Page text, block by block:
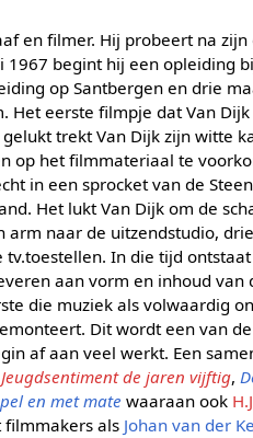
en filmer. Hij probeert na zijn
begint hij een opleiding
op Santbergen en drie
Het eerste filmpje dat Van
trekt Van Dijk zijn witte
op het filmmateriaal te
in een sprocket van de
Het lukt Van Dijk om de
naar de uitzendstudio,
tv.toestellen. In die tijd
aan vorm en inhoud van
die muziek als volwaardig
Dit wordt een van
af aan veel werkt. Een
Jeugdsentiment de jaren vijftig,
en met mate waaraan ook
als Johan van der